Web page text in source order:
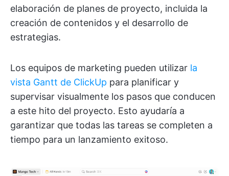
elaboración de planes de proyecto, incluida la
creación de contenidos y el desarrollo de
estrategias.
Los equipos de marketing pueden utilizar la
vista Gantt de ClickUp para planificar y
supervisar visualmente los pasos que conducen
a este hito del proyecto. Esto ayudaría a
garantizar que todas las tareas se completen a
tiempo para un lanzamiento exitoso.